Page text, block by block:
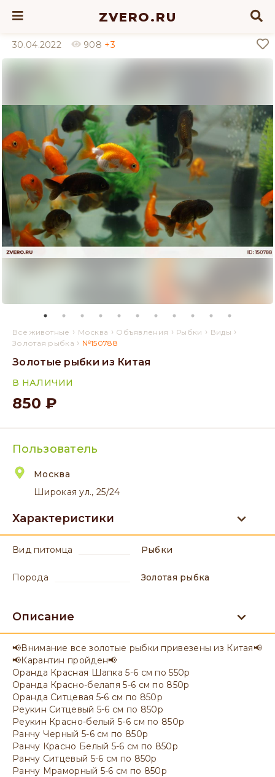
ZVERO.RU
30.04.2022 908 +3
Все животные › Москва › Объявления › Рыбки › Виды ›
Золотая рыбка › №150788
Золотые рыбки из Китая
В НАЛИЧИИ
850 ₽
Пользователь
Москва
Широкая ул., 25/24
Характеристики
вид питомца Рыбки
порода Золотая рыбка
Описание
📢Внимание все золотые рыбки привезены из Китая📢
📢Карантин пройден📢
Оранда Красная Шапка 5-6 см по 550р
Оранда Красно-белапя 5-6 см по 850р
Оранда Ситцевая 5-6 см по 850р
Реукин Ситцевый 5-6 см по 850р
Реукин Красно-белый 5-6 см по 850р
Ранчу Черный 5-6 см по 850р
Ранчу Красно Белый 5-6 см по 850р
Ранчу Ситцевый 5-6 см по 850р
Ранчу Мраморный 5-6 см по 850р